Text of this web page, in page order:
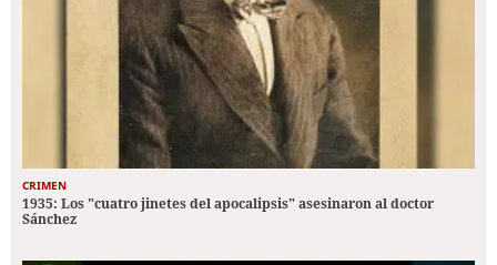
CRIMEN
1935: Los "cuatro jinetes del apocalipsis" asesinaron al doctor
Sánchez